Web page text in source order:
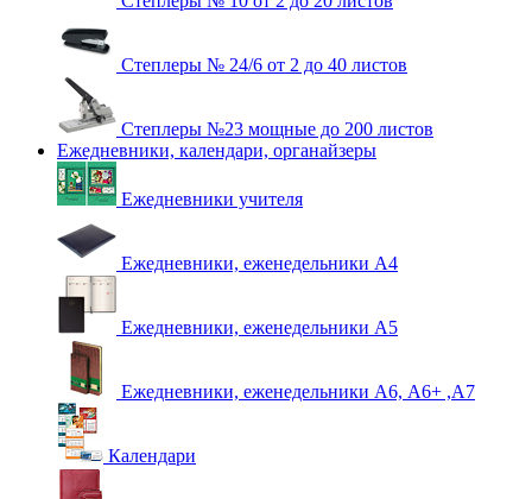
Степлеры № 24/6 от 2 до 40 листов
Степлеры №23 мощные до 200 листов
Ежедневники, календари, органайзеры
Ежедневники учителя
Ежедневники, еженедельники А4
Ежедневники, еженедельники А5
Ежедневники, еженедельники А6, А6+ ,А7
Календари